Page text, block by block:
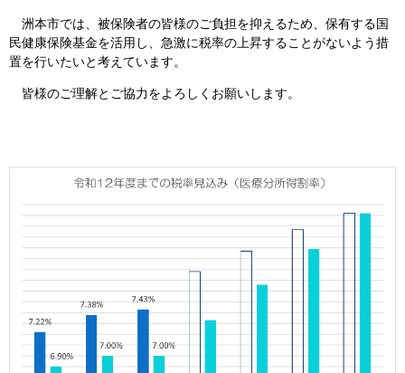
洲本市では、被保険者の皆様のご負担を抑えるため、保有する国
民健康保険基金を活用し、急激に税率の上昇することがないよう措
置を行いたいと考えています。
皆様のご理解とご協力をよろしくお願いします​。